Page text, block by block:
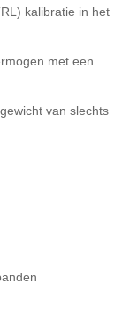
kalibratie in het
met een
van slechts